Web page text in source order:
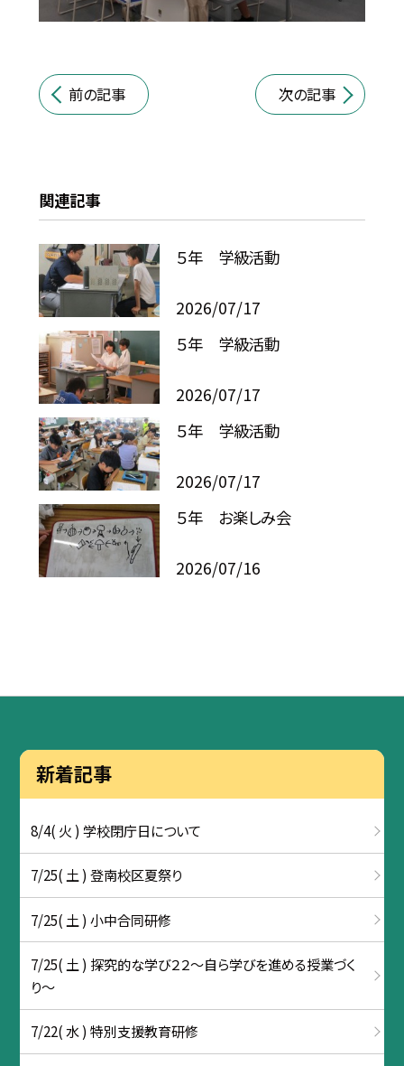
前の記事 次の記事
関連記事
５年 学級活動
2026/07/17
５年 学級活動
2026/07/17
５年 学級活動
2026/07/17
５年 お楽しみ会
2026/07/16
新着記事
8/4( 火 ) 学校閉庁日について
7/25( 土 ) 登南校区夏祭り
7/25( 土 ) 小中合同研修
7/25( 土 ) 探究的な学び２２～自ら学びを進める授業づく
り～
7/22( 水 ) 特別支援教育研修